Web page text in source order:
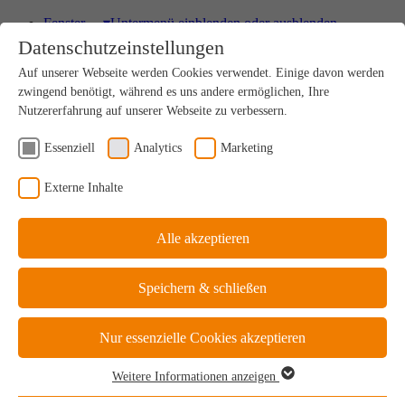
Fenster ▾Untermenü einblenden oder ausblenden
HOLZ
Einzigartig nachhaltiges Naturprodukt
HOLZ-ALU
Drinnen Natur, außen perfekter Schutz
KUNSTSTOFF
KUNSTSTOFF-ALU
Datenschutzeinstellungen
Auf unserer Webseite werden Cookies verwendet. Einige davon werden
zwingend benötigt, während es uns andere ermöglichen, Ihre
Nutzererfahrung auf unserer Webseite zu verbessern.
Essenziell Analytics Marketing
Externe Inhalte
Alle akzeptieren
Speichern & schließen
Nur essenzielle Cookies akzeptieren
Weitere Informationen anzeigen